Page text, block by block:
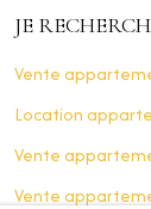
JE
Vente
Location
Vente
Vente